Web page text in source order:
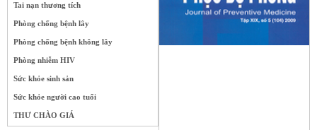
Tai nạn thương tích
Phòng chống bệnh lây
Phòng chống bệnh không lây
Phòng nhiễm HIV
Sức khỏe sinh sản
Sức khỏe người cao tuổi
THƯ CHÀO GIÁ